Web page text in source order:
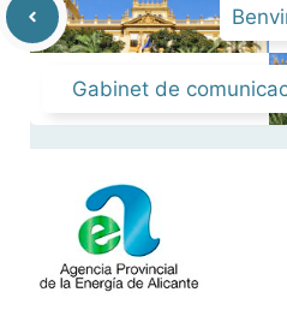
Gabinet de